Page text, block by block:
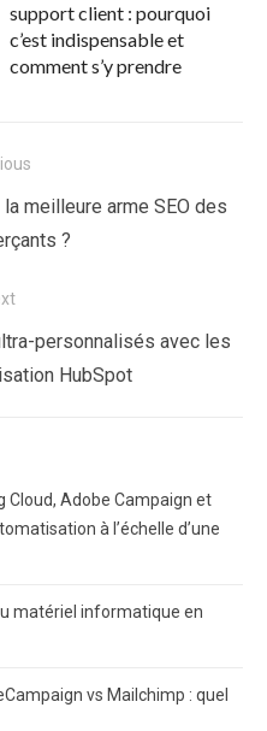
support client : pourquoi
c’est indispensable et
comment s’y prendre
meilleure arme SEO des
?
personnalisés avec les
HubSpot
Cloud, Adobe Campaign et
à l’échelle d’une
matériel informatique en
vs Mailchimp : quel